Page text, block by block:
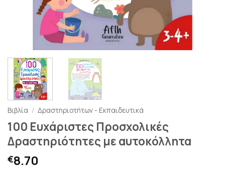
Βιβλία / Δραστηριοτήτων - Εκπαιδευτικά
100 Ευχάριστες Προσχολικές
Δραστηριότητες με αυτοκόλλητα
€8.70